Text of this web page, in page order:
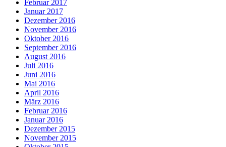
Februar 2017
Januar 2017
Dezember 2016
November 2016
Oktober 2016
September 2016
August 2016
Juli 2016
Juni 2016
Mai 2016
April 2016
März 2016
Februar 2016
Januar 2016
Dezember 2015
November 2015